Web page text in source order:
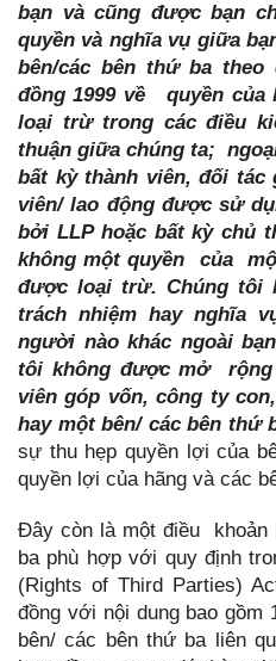
bạn và cũng được bạn
quyền và nghĩa vụ giữa
bên/các bên thứ ba
đồng 1999 về quyền của
loại trừ trong các điều
thuận giữa chúng ta;
bất kỳ thành viên, đối tác
viên/ lao động được sử
bởi LLP hoặc bất kỳ chủ
không một quyền của
được loại trừ. Chúng tôi
trách nhiệm hay nghĩa
người nào khác ngoài
tôi không được mở rộng
viên góp vốn, công ty
hay một bên/ các bên thứ
sự thu hẹp quyền lợi của
quyền lợi của hãng và các
Đây còn là một điều khoản
ba phù hợp với quy định
(Rights of Third Parties)
đồng với nội dung bao
bên/ các bên thứ ba liên